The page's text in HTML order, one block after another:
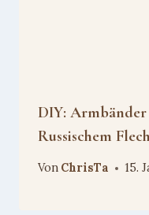
DIY: Armbänder
Russischem
Von ChrisTa 15.